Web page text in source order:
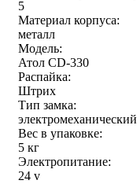
5
Материал корпуса:
металл
Модель:
Атол CD-330
Распайка:
Штрих
Тип замка:
электромеханический
Вес в упаковке:
5 кг
Электропитание:
24 v